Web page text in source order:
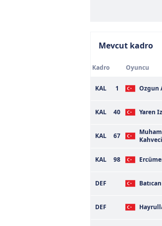
Mevcut kadro
Kadro Oyuncu
KAL 1 Ozgun
KAL 40 Yaren
KAL 67
Kahveci
KAL 98
DEF
DEF